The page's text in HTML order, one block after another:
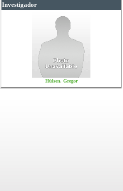
Investigador
Hülsen, Gregor